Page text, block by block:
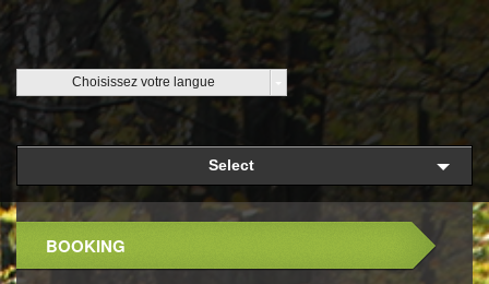
Choisissez votre langue
Select
BOOKING